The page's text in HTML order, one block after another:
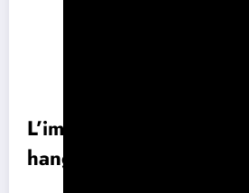
L’impact
hangars photovoltaïques